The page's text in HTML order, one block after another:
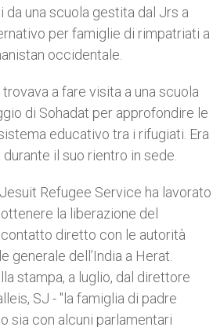
da una scuola gestita dal Jrs a
per famiglie di rimpatriati a
occidentale.
a fare visita a una scuola
di Sohadat per approfondire le
educativo tra i rifugiati. Era
il suo rientro in sede.
Refugee Service ha lavorato
la liberazione del
diretto con le autorità
generale dell’India a Herat.
stampa, a luglio, dal direttore
SJ - "la famiglia di padre
sia con alcuni parlamentari